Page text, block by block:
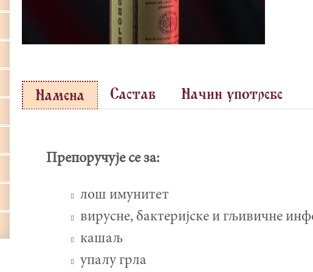
Namena Sastav Na~in upotrebe
Препоручује се за:
лош имунитет
вирусне, бактеријске и гљивичне
кашаљ
упалу грла